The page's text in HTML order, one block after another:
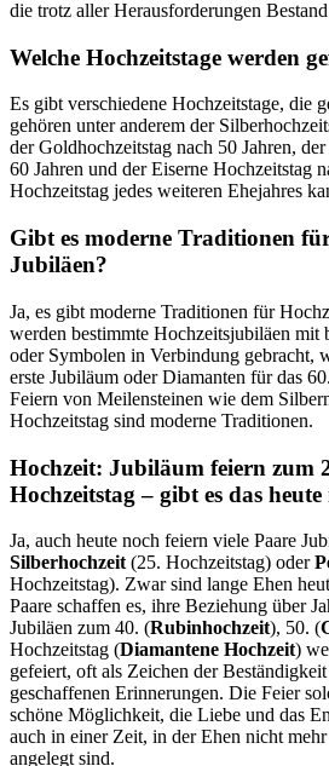
die trotz aller Herausforderungen
Welche Hochzeitstage werden
Es gibt verschiedene Hochzeitstage, die
gehören unter anderem der
der Goldhochzeitstag nach 50 Jahren,
60 Jahren und der Eiserne Hochzeitstag
Hochzeitstag jedes weiteren Ehejahres
Gibt es moderne Traditionen
Jubiläen?
Ja, es gibt moderne Traditionen für
werden bestimmte Hochzeitsjubiläen mit
oder Symbolen in Verbindung gebracht,
erste Jubiläum oder Diamanten für das
Feiern von Meilensteinen wie dem
Hochzeitstag sind moderne Traditionen.
Hochzeit: Jubiläum feiern zum
Hochzeitstag – gibt es das heute
Ja, auch heute noch feiern viele Paare
Silberhochzeit (25. Hochzeitstag) oder
Hochzeitstag). Zwar sind lange Ehen
Paare schaffen es, ihre Beziehung über
Jubiläen zum 40. (Rubinhochzeit), 50. (
Hochzeitstag (Diamantene Hochzeit)
gefeiert, oft als Zeichen der
geschaffenen Erinnerungen. Die Feier
schöne Möglichkeit, die Liebe und das
auch in einer Zeit, in der Ehen nicht
angelegt sind.